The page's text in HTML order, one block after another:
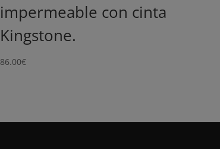
impermeable con cinta
Kingstone.
86.00€